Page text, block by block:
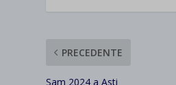
PRECEDENTE
Sam 2024 a Asti